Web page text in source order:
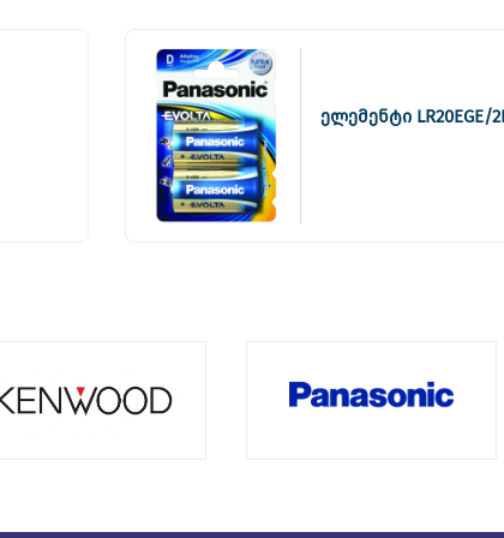
ელემენტი LR20EGE/